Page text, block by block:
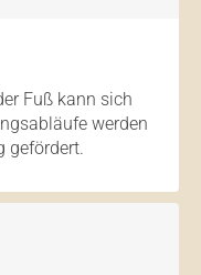
Fuß kann sich
werden
gefördert.